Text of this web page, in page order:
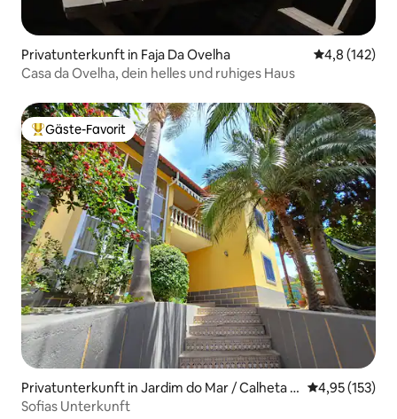
Privatunterkunft in Faja Da Ovelha
4,8 (142)
Casa da Ovelha, dein helles und ruhiges Haus
Beliebter Gäste-Favorit.
Gäste-Favorit
Privatunterkunft in Jardim do Mar / Calheta /
Madeira
4,95 (153)
Sofias Unterkunft